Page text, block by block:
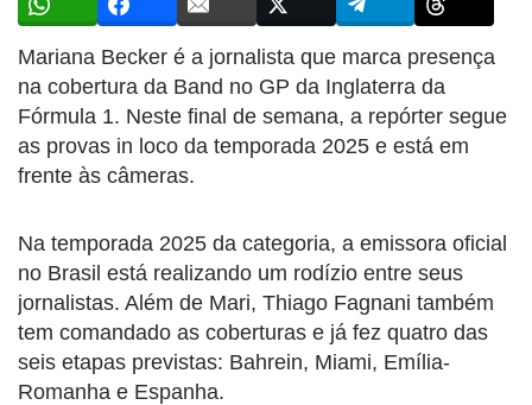
Mariana Becker é a jornalista que marca presença
na cobertura da Band no GP da Inglaterra da
Fórmula 1. Neste final de semana, a repórter segue
as provas in loco da temporada 2025 e está em
frente às câmeras.
Na temporada 2025 da categoria, a emissora oficial
no Brasil está realizando um rodízio entre seus
jornalistas. Além de Mari, Thiago Fagnani também
tem comandado as coberturas e já fez quatro das
seis etapas previstas: Bahrein, Miami, Emília-
Romanha e Espanha.